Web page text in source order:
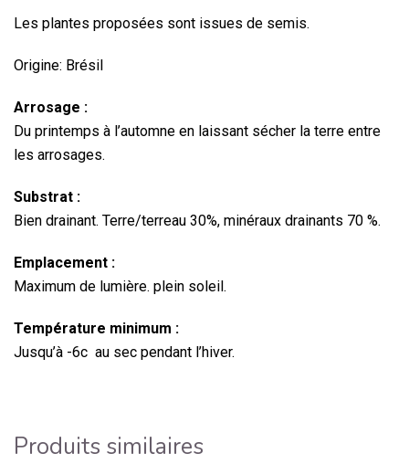
Les plantes proposées sont issues de semis.
Origine: Brésil
Arrosage :
Du printemps à l’automne en laissant sécher la terre entre
les arrosages.
Substrat :
Bien drainant. Terre/terreau 30%, minéraux drainants 70 %.
Emplacement :
Maximum de lumière. plein soleil.
Température minimum :
Jusqu’à -6c au sec pendant l’hiver.
Produits similaires